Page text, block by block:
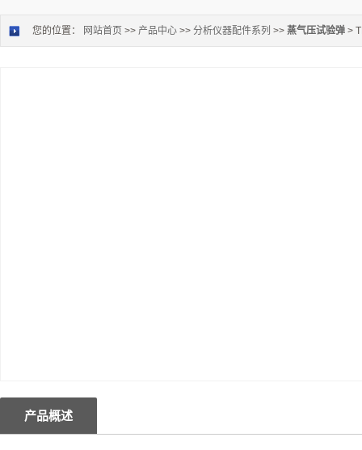
您的位置： 网站首页 >> 产品中心 >> 分析仪器配件系列 >> 蒸气压试验弹 >
产品概述